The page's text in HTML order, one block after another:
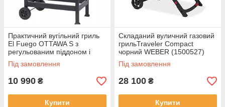
Практичний вугільний гриль
El Fuego OTTAWA S з
регульованим піддоном і
бічними полицями
Під замовлення
10 990 ₴
Купити
Складаний вуличний газовий
грильTraveler Compact
чорний WEBER (1500527)
Під замовлення
28 100 ₴
Купити